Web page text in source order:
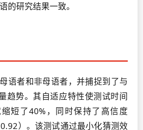
的研究结果一致。
语者和非母语者，并捕捉到了与
趋势。其自适应特性使测试时间
短了40%，同时保持了高信度
）。该测试通过最小化猜测效